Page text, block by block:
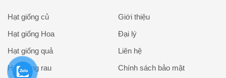
Hạt giống củ
Hạt giống Hoa
Hạt giống quả
Hạt giống rau
Giới thiệu
Đại lý
Liên hệ
Chính sách bảo mật